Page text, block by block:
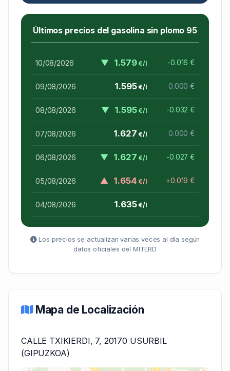
Últimos precios del gasolina sin plomo 95
10/08/2026 ▼ 1.579€/l -0.016 €
09/08/2026 1.595€/l 0.000 €
08/08/2026 ▼ 1.595€/l -0.032 €
07/08/2026 1.627€/l 0.000 €
06/08/2026 ▼ 1.627€/l -0.027 €
05/08/2026 ▲ 1.654€/l +0.019 €
04/08/2026 1.635€/l
Los precios se actualizan varias veces al día según
datos oficiales del MITERD
Mapa de Localización
CALLE TXIKIERDI, 7, 20170 USURBIL
(GIPUZKOA)